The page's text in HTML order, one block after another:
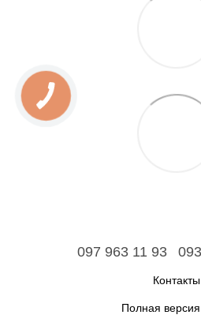
097 963 11 93
Контакты
Полная версия